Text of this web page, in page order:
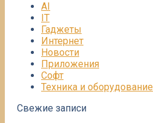
AI
IT
Гаджеты
Интернет
Новости
Приложения
Софт
Техника и оборудование
Свежие записи